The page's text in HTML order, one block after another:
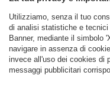
Note Legali
Policy
Cookie Policy
Utilizziamo, senza il tuo
di analisi statistiche e
Banner, mediante il simbolo
navigare in assenza di
invece all'uso dei cookies di
messaggi pubblicitari